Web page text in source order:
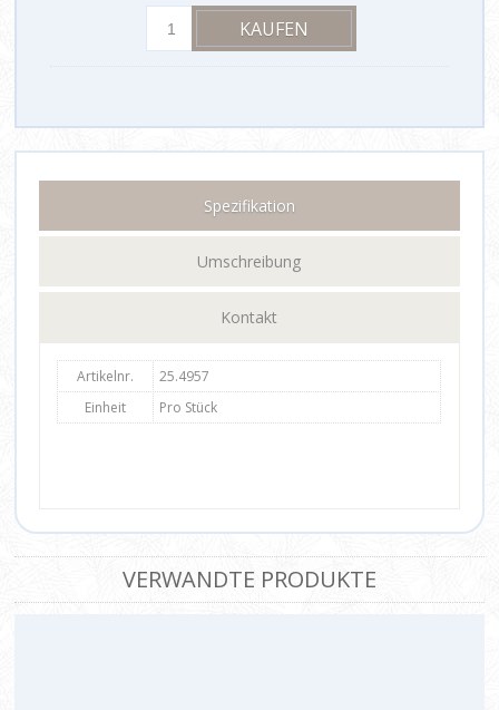
Spezifikation
Umschreibung
Kontakt
Artikelnr.
25.4957
Einheit
Pro Stück
VERWANDTE PRODUKTE